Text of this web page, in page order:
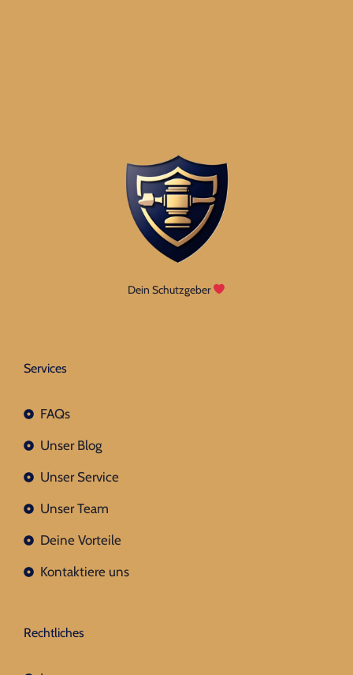
Dein Schutzgeber
Services
FAQs
Unser Blog
Unser Service
Unser Team
Deine Vorteile
Kontaktiere uns
Rechtliches